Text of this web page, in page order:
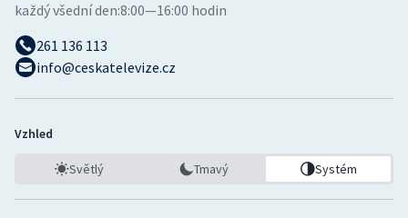
každý všední den:8:00—16:00 hodin
261 136 113
info@ceskatelevize.cz
Vzhled
Světlý Tmavý Systém